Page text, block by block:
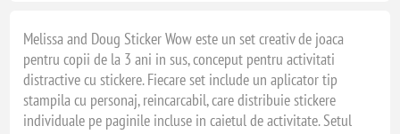
Melissa and Doug Sticker Wow este un set creativ de joaca
pentru copii de la 3 ani in sus, conceput pentru activitati
distractive cu stickere. Fiecare set include un aplicator tip
stampila cu personaj, reincarcabil, care distribuie stickere
individuale pe paginile incluse in caietul de activitate. Setul